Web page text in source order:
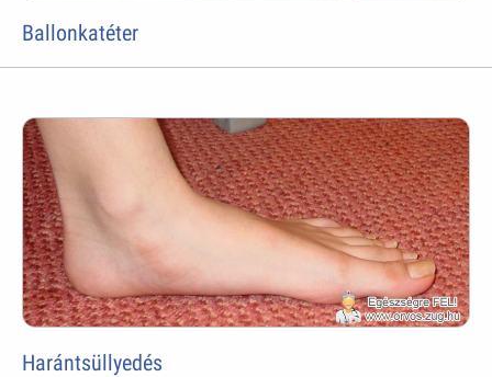
Ballonkatéter
Harántsüllyedés